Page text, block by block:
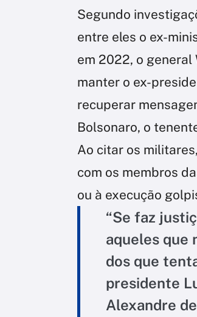
Segundo
entre eles o ex-
em 2022, o
manter o ex-
recuperar
Bolsonaro, o
Ao citar os
com os membros
ou à execução
“Se faz
aqueles que
dos que
presidente
Alexandre